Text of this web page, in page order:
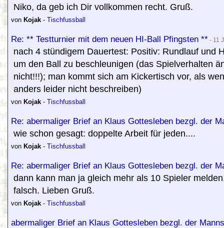
Niko, da geb ich Dir vollkommen recht. Gruß.
von Kojak - Tischfussball
Re: ** Testturnier mit dem neuen HI-Ball Pfingsten ** - 11
nach 4 stündigem Dauertest: Positiv: Rundlauf und
um den Ball zu beschleunigen (das Spielverhalten
nicht!!!); man kommt sich am Kickertisch vor, als
anders leider nicht beschreiben)
von Kojak - Tischfussball
Re: abermaliger Brief an Klaus Gottesleben bezgl. der
wie schon gesagt: doppelte Arbeit für jeden....
von Kojak - Tischfussball
Re: abermaliger Brief an Klaus Gottesleben bezgl. der
dann kann man ja gleich mehr als 10 Spieler
falsch. Lieben Gruß.
von Kojak - Tischfussball
abermaliger Brief an Klaus Gottesleben bezgl. der